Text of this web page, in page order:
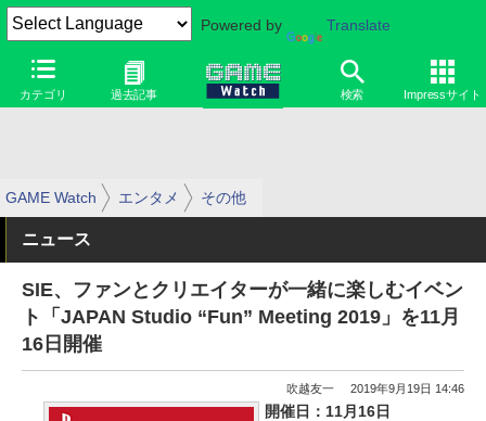
Powered by Translate
カテゴリ 過去記事 検索 Impressサイト
GAME Watch エンタメ その他
ニュース
SIE、ファンとクリエイターが一緒に楽しむイベン
ト「JAPAN Studio “Fun” Meeting 2019」を11月
16日開催
吹越友一 2019年9月19日 14:46
開催日：11月16日